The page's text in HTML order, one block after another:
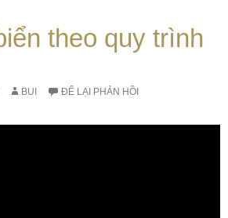
theo quy trình
BUI ĐỂ LẠI PHẢN HỒI